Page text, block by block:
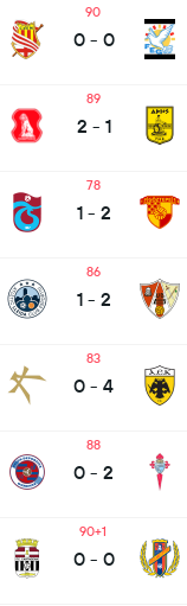
90
0
-
0
89
1
-
2
78
2
-
1
86
2
-
1
83
4
-
0
88
2
-
0
90+1
0
-
0